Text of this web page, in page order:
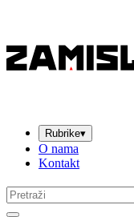
Rubrike▾
O nama
Kontakt
Pretraga: